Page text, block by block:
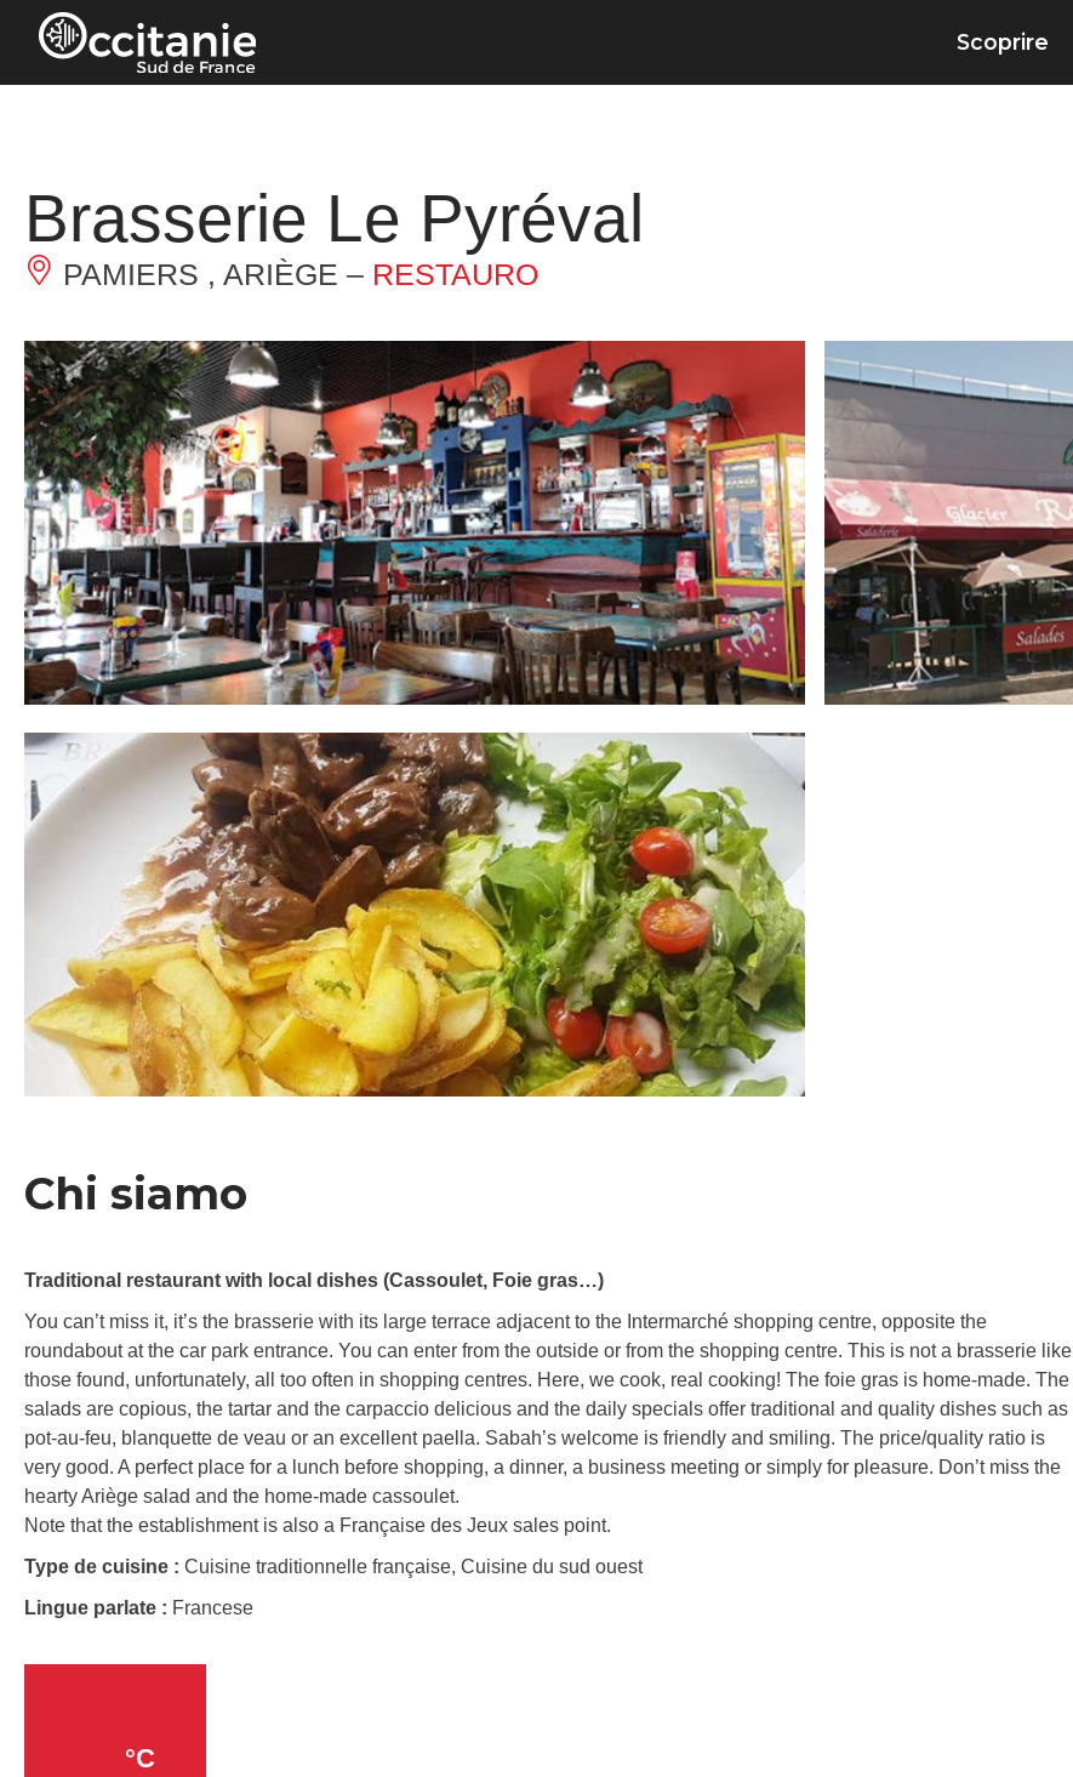
Pannello di gestione dei cookies
Scoprire
Brasserie Le Pyréval
PAMIERS , ARIÈGE – RESTAURO
Chi siamo
Traditional restaurant with local dishes (Cassoulet, Foie gras…)
You can’t miss it, it’s the brasserie with its large terrace adjacent to the Intermarché shopping centre, opposite the
roundabout at the car park entrance. You can enter from the outside or from the shopping centre. This is not a brasserie like
those found, unfortunately, all too often in shopping centres. Here, we cook, real cooking! The foie gras is home-made. The
salads are copious, the tartar and the carpaccio delicious and the daily specials offer traditional and quality dishes such as
pot-au-feu, blanquette de veau or an excellent paella. Sabah’s welcome is friendly and smiling. The price/quality ratio is
very good. A perfect place for a lunch before shopping, a dinner, a business meeting or simply for pleasure. Don’t miss the
hearty Ariège salad and the home-made cassoulet.
Note that the establishment is also a Française des Jeux sales point.
Type de cuisine : Cuisine traditionnelle française, Cuisine du sud ouest
Lingue parlate : Francese